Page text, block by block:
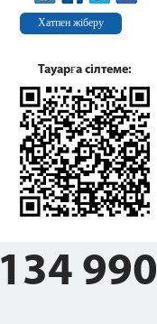
Хатпен жіберу
Тауарға сілтеме:
134 990